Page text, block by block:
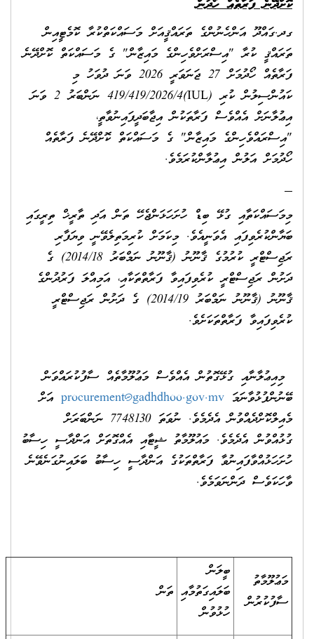
ކޮށްދޭނެ ފަރާތެއް ހޯދުން
ގދ.ގައްދޫ އަންހެނުންގެ ތަރައްޤީއަށް މަސައްކަތްކުރާ ކޮމެޓީއިން
ތަރައްޤީ ކުރާ "އިސްރަށްވެހިންގެ މައިޒާން" ގެ މަސައްކަތް ކޮށްދޭނެ
ފަރާތެއް ހޯދުމަށް 27 ޖަނަވަރީ 2026 ވަނަ ދުވަހު މި
ކައުންސިލުން ކުރި (IUL)419/419/2026/4 ނަންބަރު 2 ވަނަ
އިޢުލާނަށް އެއްވެސް ފަރާތަކުން އިޖާބަދީފައިނުވާތީ،
"އިސްރައްވެހިންގެ މައިޒާން" ގެ މަސައްކަތް ކޮށްދޭނެ ފަރާތެއް
ހޯދުމަށް އަލުން އިޢުލާންކުރަމެވެ.
މިމަސައްކަތާއި ގުޅޭ ބިޑް ހުށަހަޅަންޖެހޭ ތަން އަދި ތާރީޚް ތިރީގައި
ބަޔާންކުރެވިފައި އެވަނީއެވެ. މިކަމަށް ކުރިމަތިލެވޭނީ ވިޔަފާރި
ރަޖިސްޓްރީ ކުރުމުގެ ޤާނޫނު (ޤާނޫނު ނަމްބަރު 2014/18) ގެ
ދަށުން ރަޖިސްޓްރީ ކުރެވިފައިވާ ފަރާތްތަކާއި، އަމިއްލަ ފަރުދުންގެ
ޤާނޫނު (ޤާނޫނު ނަމްބަރު 2014/19) ގެ ދަށުން ރަޖިސްޓްރީ
ކުރެވިފައިވާ ފަރާތްތަކަށެވެ.
މިއިޢުލާނާއި ގުޅޭގޮތުން އެއްވެސް މަޢުލޫމާތެއް ސާފުކުރައްވަން
ބޭނުންފުޅުވާނަމަ procurement@gadhdhoo.gov.mv އަށް
މެއިލްކޮށްދެއްވުން އެދެމެވެ. ނުވަތަ 7748130 ނަންބަރަށް
ގުޅުއްވުން އެދެމެވެ. މައުލޫމާތު ޝީޓާއި އެއްގޮތަށް އަންދާސީ ހިސާބު
ހުށަހަޅުއްވާފައިނުވާ ފަރާތްތަކުގެ އަންދާސީ ހިސާބު ބަލައިނުގަނެވޭނެ
ވާހަކަވެސް ދަންނަވަމެވެ.
މަޢުލޫމާތު
ސާފުކުރުން
ބީލަން
ބަލައިގަތުމާއި
ހުޅުވުން
ތަން